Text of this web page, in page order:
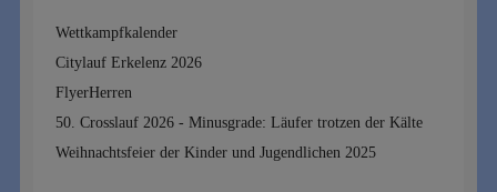
Wettkampfkalender
Citylauf Erkelenz 2026
FlyerHerren
50. Crosslauf 2026 - Minusgrade: Läufer trotzen der Kälte
Weihnachtsfeier der Kinder und Jugendlichen 2025